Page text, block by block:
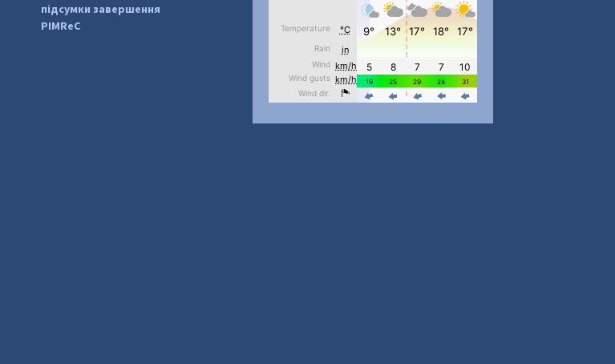
#PipIvanToday #PipIvanWeather
...
pimrec_project
підсумки завершення
PIMReC